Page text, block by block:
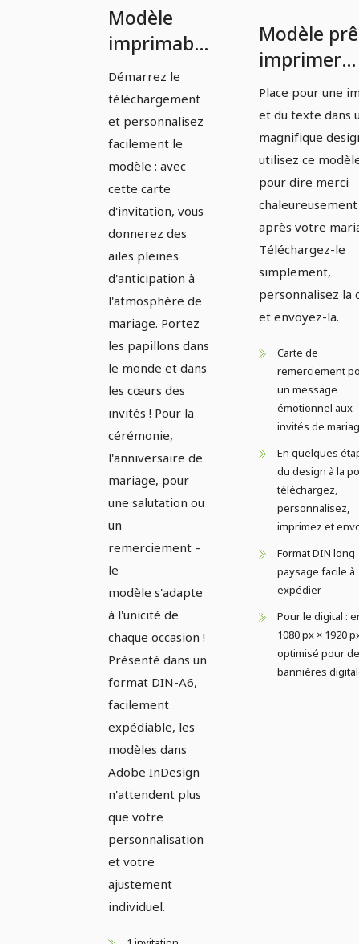
Modèle
imprimable
pour
invitation
de mariage
- Version
13
Démarrez le
téléchargement
et personnalisez
facilement le
modèle : avec
cette carte
d'invitation, vous
donnerez des
ailes pleines
d'anticipation à
l'atmosphère de
mariage. Portez
les papillons dans
le monde et dans
les cœurs des
invités ! Pour la
cérémonie,
l'anniversaire de
mariage, pour
une salutation ou
un
remerciement –
le
modèle s'adapte
à l'unicité de
chaque occasion !
Présenté dans un
format DIN-A6,
facilement
expédiable, les
modèles dans
Adobe InDesign
n'attendent plus
que votre
personnalisation
et votre
ajustement
individuel.
Modèle
imprimer
pour carte
de
Version 13
Place pour une
et du texte dans
magnifique
utilisez ce
pour dire merci
chaleureusement
après votre
Téléchargez-le
simplement,
personnalisez la
et envoyez-la.
Carte de
remerciement
un message
émotionnel aux
invités de
En quelques
du design à la
téléchargez,
personnalisez,
imprimez et
Format DIN long
paysage facile à
expédier
Pour le digital :
1080 px × 1920
optimisé pour
bannières